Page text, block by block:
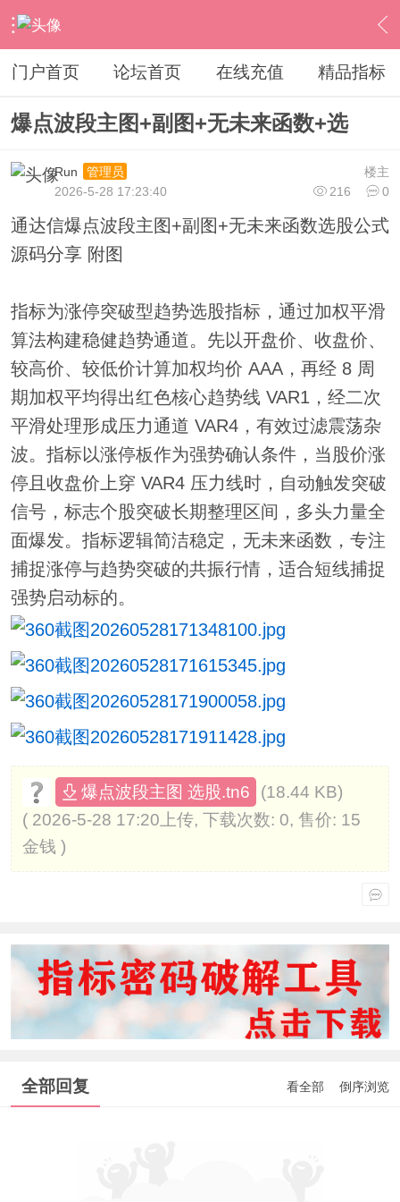
› 通达信指标公式 › 综合指标 › 内容
门户首页 论坛首页 在线充值 精品指标
爆点波段主图+副图+无未来函数+选
楼主
Run
管理员
216
0
2026-5-28 17:23:40
通达信爆点波段主图+副图+无未来函数选股公式
源码分享 附图
指标为涨停突破型趋势选股指标，通过加权平滑
算法构建稳健趋势通道。先以开盘价、收盘价、
较高价、较低价计算加权均价 AAA，再经 8 周
期加权平均得出红色核心趋势线 VAR1，经二次
平滑处理形成压力通道 VAR4，有效过滤震荡杂
波。指标以涨停板作为强势确认条件，当股价涨
停且收盘价上穿 VAR4 压力线时，自动触发突破
信号，标志个股突破长期整理区间，多头力量全
面爆发。指标逻辑简洁稳定，无未来函数，专注
捕捉涨停与趋势突破的共振行情，适合短线捕捉
强势启动标的。
爆点波段主图 选股.tn6
(18.44 KB)
( 2026-5-28 17:20上传, 下载次数: 0, 售价: 15
金钱 )
全部回复 看全部 倒序浏览